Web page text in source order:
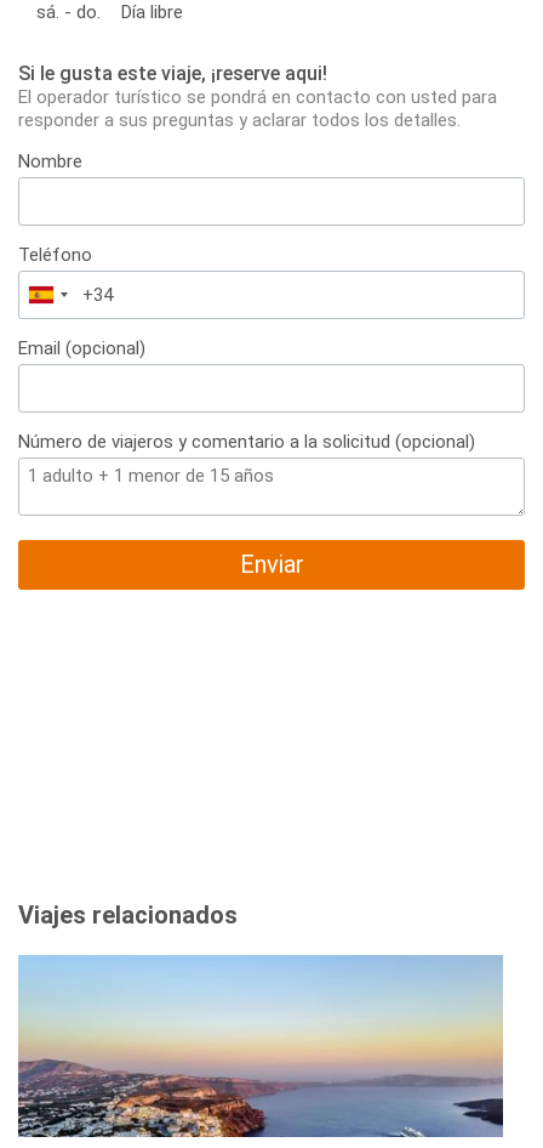
sá. - do.
Día libre
Si le gusta este viaje, ¡reserve aqui!
El operador turístico se pondrá en contacto con usted para
responder a sus preguntas y aclarar todos los detalles.
Nombre
Teléfono
España
+34
Email (opcional)
Número de viajeros y comentario a la solicitud (opcional)
Enviar
Viajes relacionados